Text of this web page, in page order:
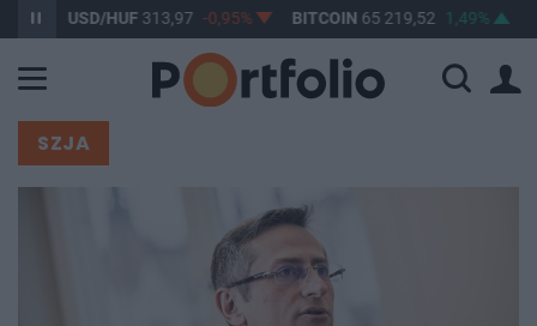
HUF 313,97 -0,95% BITCOIN 65 219,52 1,49% BUX 148
SZJA